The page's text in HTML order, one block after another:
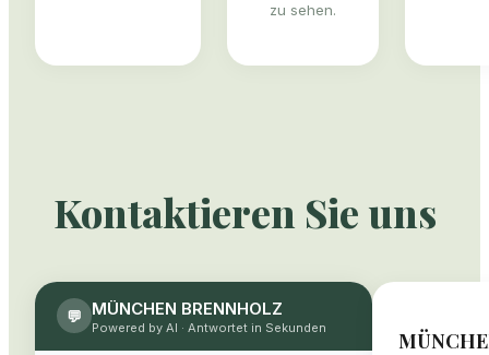
zu sehen.
Kontaktieren Sie uns
💬 MÜNCHEN BRENNHOLZ
Powered by AI · Antwortet in Sekunden